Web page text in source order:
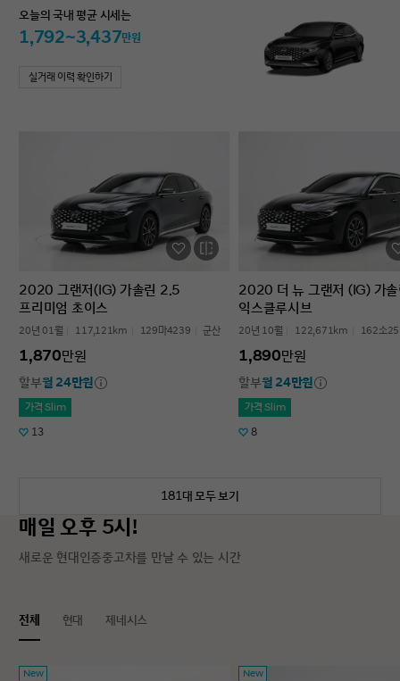
오늘의 국내 평균 시세는
1,792~3,437만원
실거래 이력 확인하기
2020 그랜저(IG) 가솔린 2.5
프리미엄 초이스
20년 01월 117,121km 129마4239 군산
1,870만원
할부월 24만원
가격 Slim
13
2020 더 뉴 그랜저 (IG) 가
익스클루시브
20년 10월 122,671km 162소
1,890만원
할부월 24만원
가격 Slim
8
181대 모두 보기
매일 오후 5시!
새로운 현대인증중고차를 만날 수 있는 시간
전체 현대 제네시스
New New